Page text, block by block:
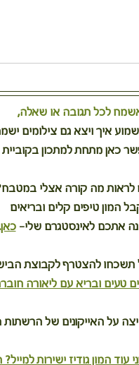
לכל תגובה או שאלה,
איך ויצא גם צילומים
כאן מתחת למתכון בקוביית
לראות מה קורה אצלי
המון טיפים קלים ובריאים
אתכם לאינסטגרם שלי– כאן.
תשכחו להצטרף לקבוצת
טעים ובריא עם ליאורה
על האייקונים של הרשתות
עוד המון גודיז ישירות